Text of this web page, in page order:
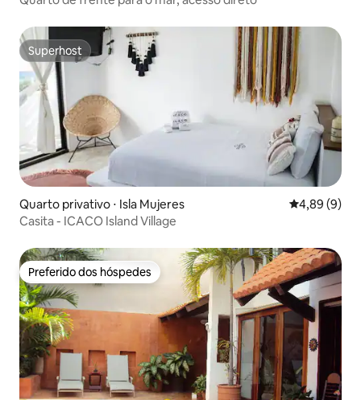
Superhost
Superhost
Quarto privativo ⋅ Isla Mujeres 4,89 de uma
4,89 (9)
Casita - ICACO Island Village
Preferido dos hóspedes
Preferido dos hóspedes